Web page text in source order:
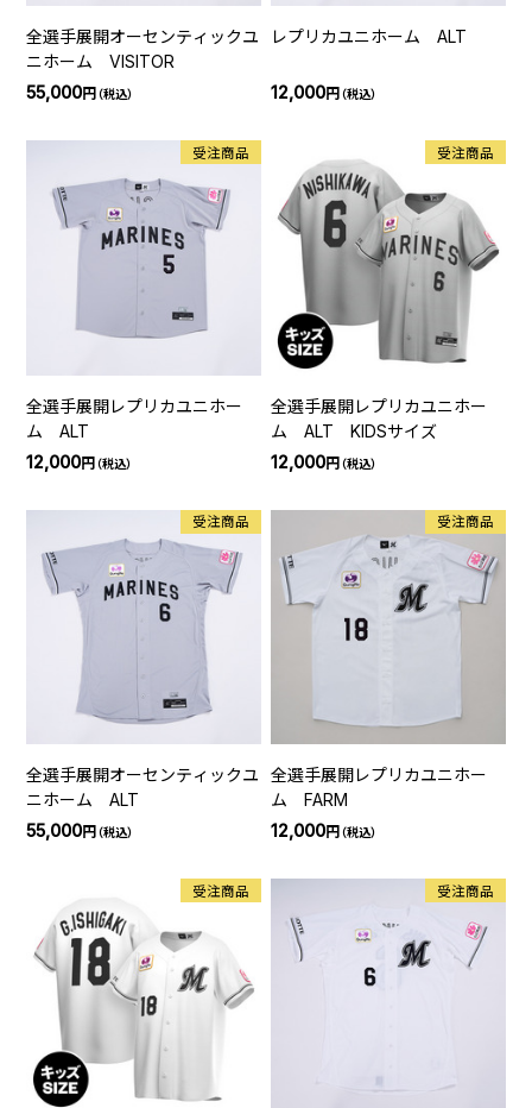
全選手展開オーセンティックユ
ニホーム VISITOR
55,000円（税込）
レプリカユニホーム ALT
12,000円（税込）
受注商品
全選手展開レプリカユニホー
ム ALT
12,000円（税込）
受注商品
全選手展開レプリカユニホー
ム ALT KIDSサイズ
12,000円（税込）
受注商品
全選手展開オーセンティックユ
ニホーム ALT
55,000円（税込）
受注商品
全選手展開レプリカユニホー
ム FARM
12,000円（税込）
受注商品 受注商品